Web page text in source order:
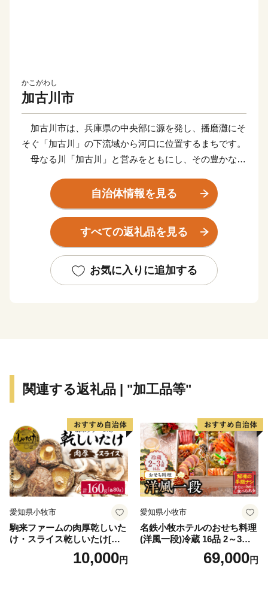
かこがわし
加古川市
加古川市は、兵庫県の中央部に源を発し、播磨灘にそ
そぐ「加古川」の下流域から河口に位置するまちです。
母なる川「加古川」と営みをともにし、その豊かな恵
れてきた自然・歴史・文化を大切にしながら、都市的な
利便性も兼ね備えたまちの実現に取り組んでいます。
また、「ウェルネス都市宣言」を行い、市民がいきい
きと毎日をすごすことのできるウェルネスライフを積極
た「ふるさと加古川」を創造するとともに、活力と魅力
にあふれ、笑顔で暮らせるまちづくりを推進していま
1年間の靴下生産量（※2016年の加古川市内事業者に
奈良産地、関東産地と並ぶ靴下の3大産地、兵庫県。
その兵庫県の靴下生産量の約8割を加古川市内で占めて
います。ちなみに、市内で最初の靴下製造は明治19年と
いわれています。
●100軒
加古川市のご当地グルメ「かつめし」は、小学校の給
食にも登場するほどの浸透っぷりです。市内に100軒以
中でも脅威の店舗数となります。
自治体情報を見る
すべての返礼品を見る
お気に入りに追加する
関連する返礼品 | "加工品等"
愛知県小牧市
駒来ファームの肉厚乾しいた
け・スライス乾しいたけ[極
上 肉厚 乾しいたけ 乾シイタ
ケ 乾椎茸 干ししいたけ 干し
10,000円
愛知県小牧市
名鉄小牧ホテルのおせち料理
(洋風一段)冷蔵 16品 2～3人
前 2027年【数量限定 お申込
期限12/15】 解凍不要 ホテル
69,000円